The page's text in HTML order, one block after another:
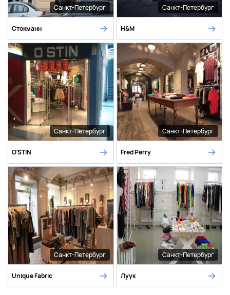
Санкт-Петербург
Стокманн
Санкт-Петербург
H&M
Санкт-Петербург
O'STIN
Санкт-Петербург
Fred Perry
Санкт-Петербург
Unique Fabric
Санкт-Петербург
Луук